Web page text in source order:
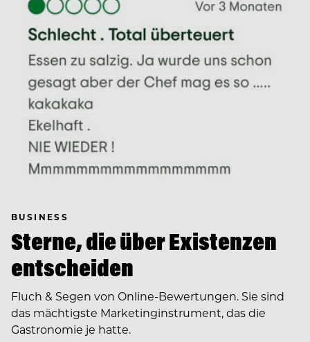
BUSINESS
Sterne, die über Existenzen
entscheiden
Fluch & Segen von Online-Bewertungen. Sie sind
das mächtigste Marketinginstrument, das die
Gastronomie je hatte.